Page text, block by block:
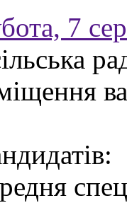
7